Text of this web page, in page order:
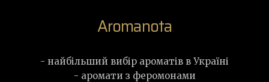
Aromanota
- найбільший вибір ароматів в Україні
- аромати з феромонами